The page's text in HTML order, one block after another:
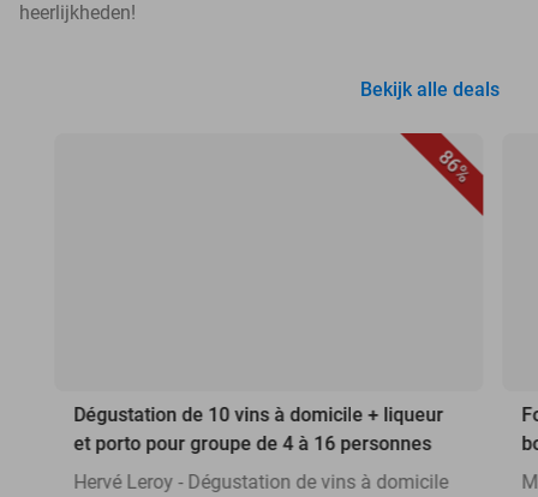
heerlijkheden!
Bekijk alle deals
86%
Dégustation de 10 vins à domicile + liqueur
et porto pour groupe de 4 à 16 personnes
Hervé Leroy - Dégustation de vins à domicile